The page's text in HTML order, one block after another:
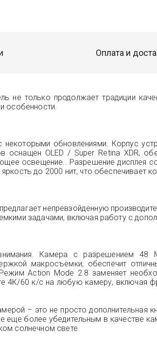
Оплата и
не только продолжает традиции
особенности.
обновлениями. Корпус
OLED / Super Retina XDR,
освещение.. Разрешение дисплея
до 2000 нит, что обеспечивает
непревзойденную
задачами, включая работу с
Камера с разрешением 48
макросъёмки, обеспечит
Action Mode 2.8 заменяет
60 к/с на любую камеру, включая
– это не просто
еще более убедительным в качестве
солнечном свете